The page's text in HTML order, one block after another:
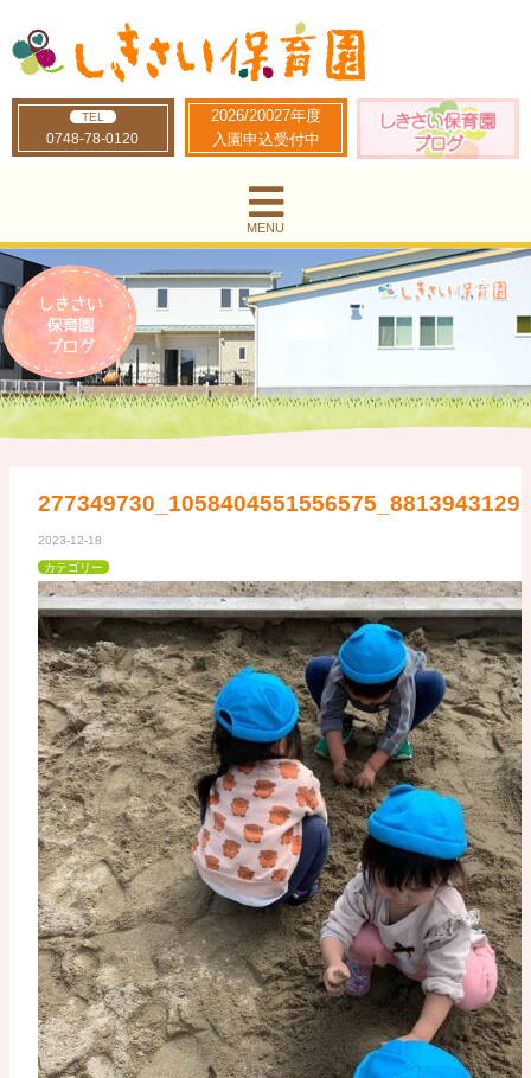
2026/20027年度
入園申込受付中
TEL
0748-78-0120
MENU
2023-12-18
カテゴリー